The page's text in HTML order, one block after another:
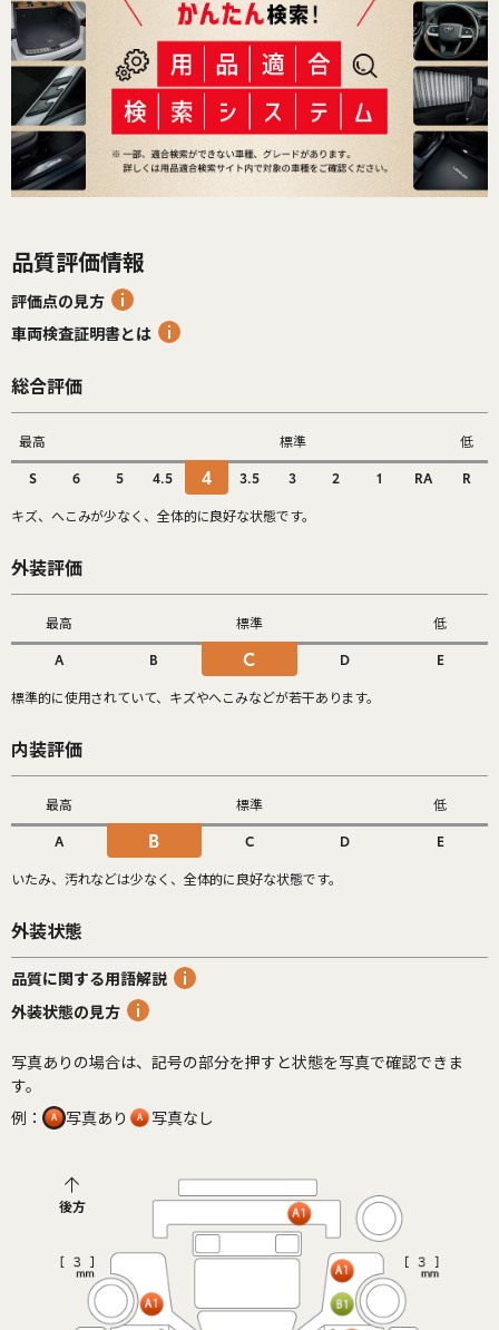
品質評価情報
評価点の見方
車両検査証明書とは
総合評価
最高 標準 低
S 6 5 4.5 4 3.5 3 2 1 RA R
キズ、へこみが少なく、全体的に良好な状態です。
外装評価
最高 標準 低
A B C D E
標準的に使用されていて、キズやへこみなどが若干あります。
内装評価
最高 標準 低
A B C D E
いたみ、汚れなどは少なく、全体的に良好な状態です。
外装状態
品質に関する用語解説
外装状態の見方
写真ありの場合は、記号の部分を押すと状態を写真で確認できま
す。
例：
写真あり 写真なし
後方